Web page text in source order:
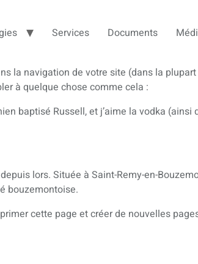
Services Documents
la navigation de votre site (dans la
à quelque chose comme cela :
baptisé Russell, et j’aime la vodka (ainsi
lors. Située à Saint-Remy-en-
bouzemontoise.
cette page et créer de nouvelles